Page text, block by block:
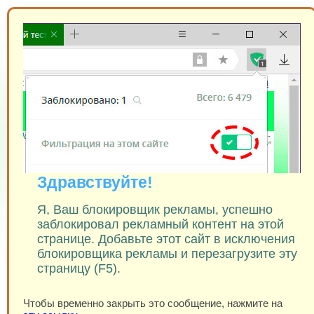
Здравствуйте!
Я, Ваш блокировщик рекламы, успешно
заблокировал рекламный контент на этой
странице. Добавьте этот сайт в исключения
блокировщика рекламы и перезагрузите эту
страницу (F5).
Чтобы временно закрыть это сообщение, нажмите на